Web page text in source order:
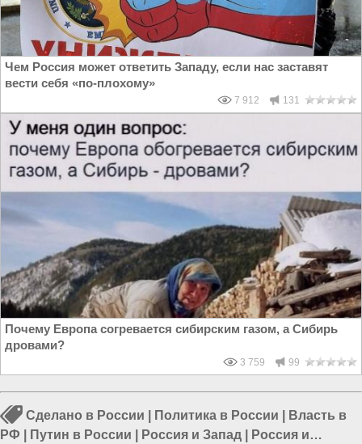
Чем Россия может ответить Западу, если нас заставят
вести себя «по-плохому»
7 912 131
Почему Европа согревается сибирским газом, а Сибирь
дровами?
3 759 99
Сделано в России Политика в России
Власть в
РФ
Путин в России Россия и Запад Россия и